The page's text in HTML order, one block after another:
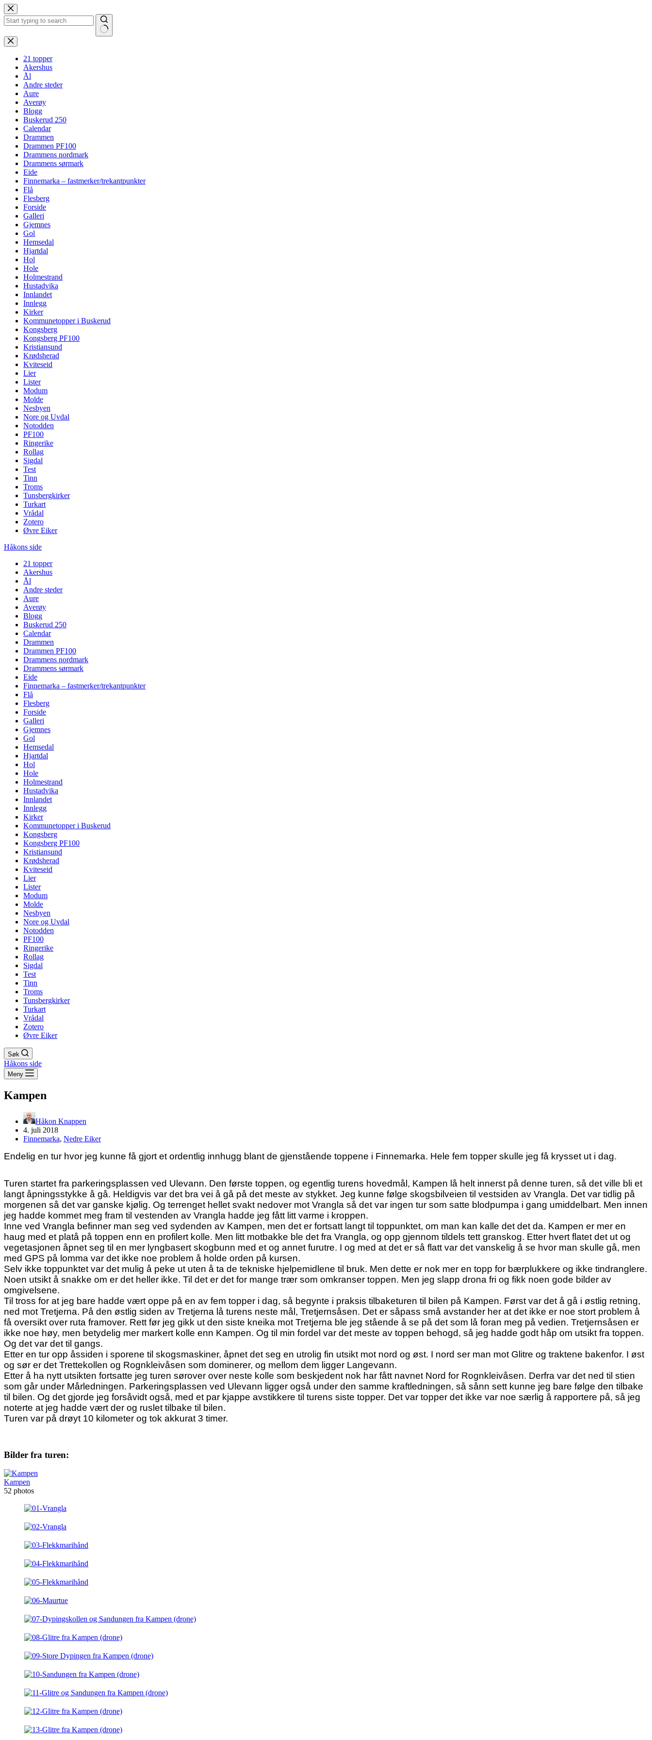
Hopp
til
innholdet
Ingen
resultater
21 topper
Akershus
Ål
Andre steder
Aure
Averøy
Blogg
Buskerud 250
Calendar
Drammen
Drammen PF100
Drammens nordmark
Drammens sørmark
Eide
Finnemarka – fastmerker/trekantpunkter
Flå
Flesberg
Forside
Galleri
Gjemnes
Gol
Hemsedal
Hjartdal
Hol
Hole
Holmestrand
Hustadvika
Innlandet
Innlegg
Kirker
Kommunetopper i Buskerud
Kongsberg
Kongsberg PF100
Kristiansund
Krødsherad
Kviteseid
Lier
Lister
Modum
Molde
Nesbyen
Nore og Uvdal
Notodden
PF100
Ringerike
Rollag
Sigdal
Test
Tinn
Troms
Tunsbergkirker
Turkart
Vrådal
Zotero
Øvre Eiker
Håkons side
21 topper
Akershus
Ål
Andre steder
Aure
Averøy
Blogg
Buskerud 250
Calendar
Drammen
Drammen PF100
Drammens nordmark
Drammens sørmark
Eide
Finnemarka – fastmerker/trekantpunkter
Flå
Flesberg
Forside
Galleri
Gjemnes
Gol
Hemsedal
Hjartdal
Hol
Hole
Holmestrand
Hustadvika
Innlandet
Innlegg
Kirker
Kommunetopper i Buskerud
Kongsberg
Kongsberg PF100
Kristiansund
Krødsherad
Kviteseid
Lier
Lister
Modum
Molde
Nesbyen
Nore og Uvdal
Notodden
PF100
Ringerike
Rollag
Sigdal
Test
Tinn
Troms
Tunsbergkirker
Turkart
Vrådal
Zotero
Øvre Eiker
Søk
Håkons side
Meny
Kampen
Håkon Knappen
4. juli 2018
Finnemarka, Nedre Eiker
Endelig en tur hvor jeg kunne få gjort et ordentlig innhugg blant de gjenstående toppene i Finnemarka. Hele fem topper skulle jeg få krysset ut i dag.
Turen startet fra parkeringsplassen ved Ulevann. Den første toppen, og egentlig turens hovedmål, Kampen lå helt innerst på denne turen, så det ville bli et
langt åpningsstykke å gå. Heldigvis var det bra vei å gå på det meste av stykket. Jeg kunne følge skogsbilveien til vestsiden av Vrangla. Det var tidlig på
morgenen så det var ganske kjølig. Og terrenget hellet svakt nedover mot Vrangla så det var ingen tur som satte blodpumpa i gang umiddelbart. Men innen
jeg hadde kommet meg fram til vestenden av Vrangla hadde jeg fått litt varme i kroppen.
Inne ved Vrangla befinner man seg ved sydenden av Kampen, men det er fortsatt langt til toppunktet, om man kan kalle det det da. Kampen er mer en
haug med et platå på toppen enn en profilert kolle. Men litt motbakke ble det fra Vrangla, og opp gjennom tildels tett granskog. Etter hvert flatet det ut og
vegetasjonen åpnet seg til en mer lyngbasert skogbunn med et og annet furutre. I og med at det er så flatt var det vanskelig å se hvor man skulle gå, men
med GPS på lomma var det ikke noe problem å holde orden på kursen.
Selv ikke toppunktet var det mulig å peke ut uten å ta de tekniske hjelpemidlene til bruk. Men dette er nok mer en topp for bærplukkere og ikke tindranglere.
Noen utsikt å snakke om er det heller ikke. Til det er det for mange trær som omkranser toppen. Men jeg slapp drona fri og fikk noen gode bilder av
omgivelsene.
Til tross for at jeg bare hadde vært oppe på en av fem topper i dag, så begynte i praksis tilbaketuren til bilen på Kampen. Først var det å gå i østlig retning,
ned mot Tretjerna. På den østlig siden av Tretjerna lå turens neste mål, Tretjernsåsen. Det er såpass små avstander her at det ikke er noe stort problem å
få oversikt over ruta framover. Rett før jeg gikk ut den siste kneika mot Tretjerna ble jeg stående å se på det som lå foran meg på vedien. Tretjernsåsen er
ikke noe høy, men betydelig mer markert kolle enn Kampen. Og til min fordel var det meste av toppen behogd, så jeg hadde godt håp om utsikt fra toppen.
Og det var det til gangs.
Etter en tur opp åssiden i sporene til skogsmaskiner, åpnet det seg en utrolig fin utsikt mot nord og øst. I nord ser man mot Glitre og traktene bakenfor. I øst
og sør er det Trettekollen og Rognkleivåsen som dominerer, og mellom dem ligger Langevann.
Etter å ha nytt utsikten fortsatte jeg turen sørover over neste kolle som beskjedent nok har fått navnet Nord for Rognkleivåsen. Derfra var det ned til stien
som går under Mårledningen. Parkeringsplassen ved Ulevann ligger også under den samme kraftledningen, så sånn sett kunne jeg bare følge den tilbake
til bilen. Og det gjorde jeg forsåvidt også, med et par kjappe avstikkere til turens siste topper. Det var topper det ikke var noe særlig å rapportere på, så jeg
noterte at jeg hadde vært der og ruslet tilbake til bilen.
Turen var på drøyt 10 kilometer og tok akkurat 3 timer.
Bilder fra turen:
Kampen
52 photos